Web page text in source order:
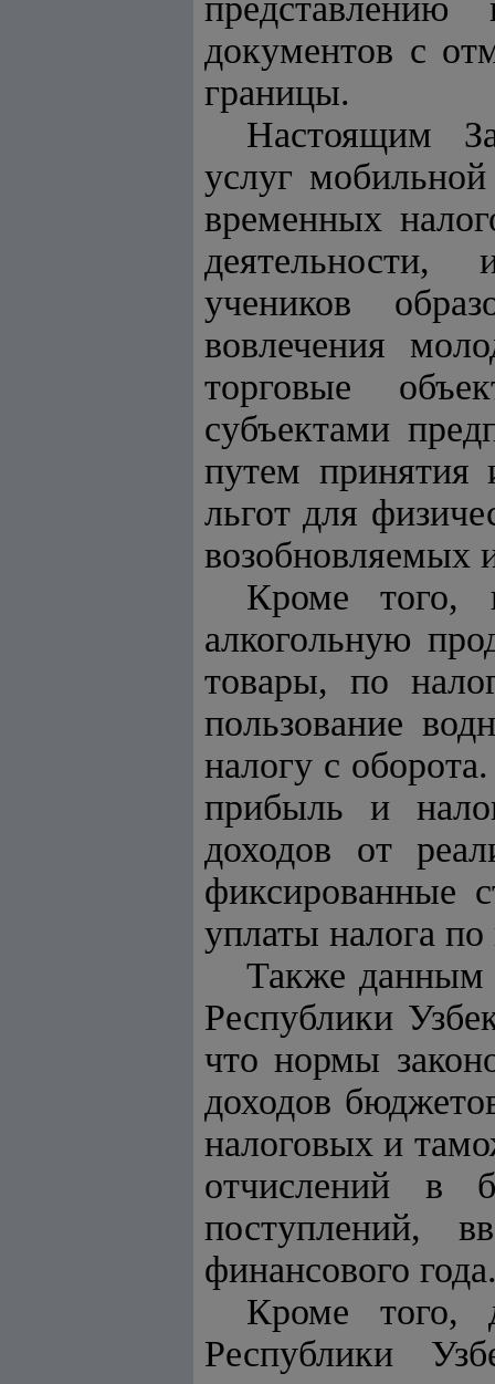
представлению
документов с
границы.
Настоящим
услуг
временных
деятельности,
учеников
вовлечения
торговые
субъектами
путем принятия
льгот для
возобновляемых
Кроме того,
алкогольную
товары, по
пользование
налогу с
прибыль и
доходов от
фиксированные
уплаты налога
Также данным
Республики
что нормы
доходов
налоговых и
отчислений в
поступлений,
финансового
Кроме того,
Республики